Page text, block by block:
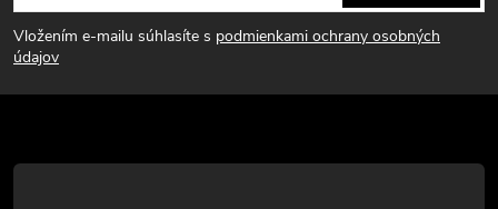
á
p
t
Vložením e-mailu súhlasíte s podmienkami ochrany osobných
údajov